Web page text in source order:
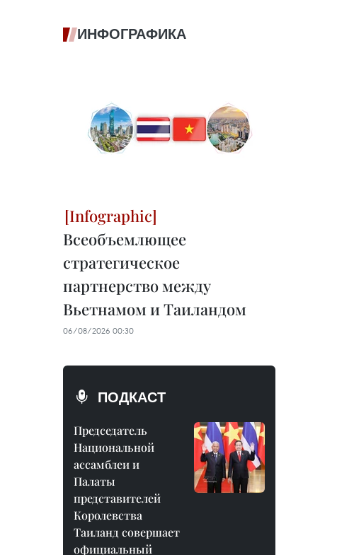
ИНФОГРАФИКА
Всеобъемлющее
стратегическое
партнерство между
Вьетнамом и Таиландом
06/08/2026 00:30
ПОДКАСТ
Председатель
Национальной
ассамблеи и
Палаты
представителей
Королевства
Таиланд совершает
официальный